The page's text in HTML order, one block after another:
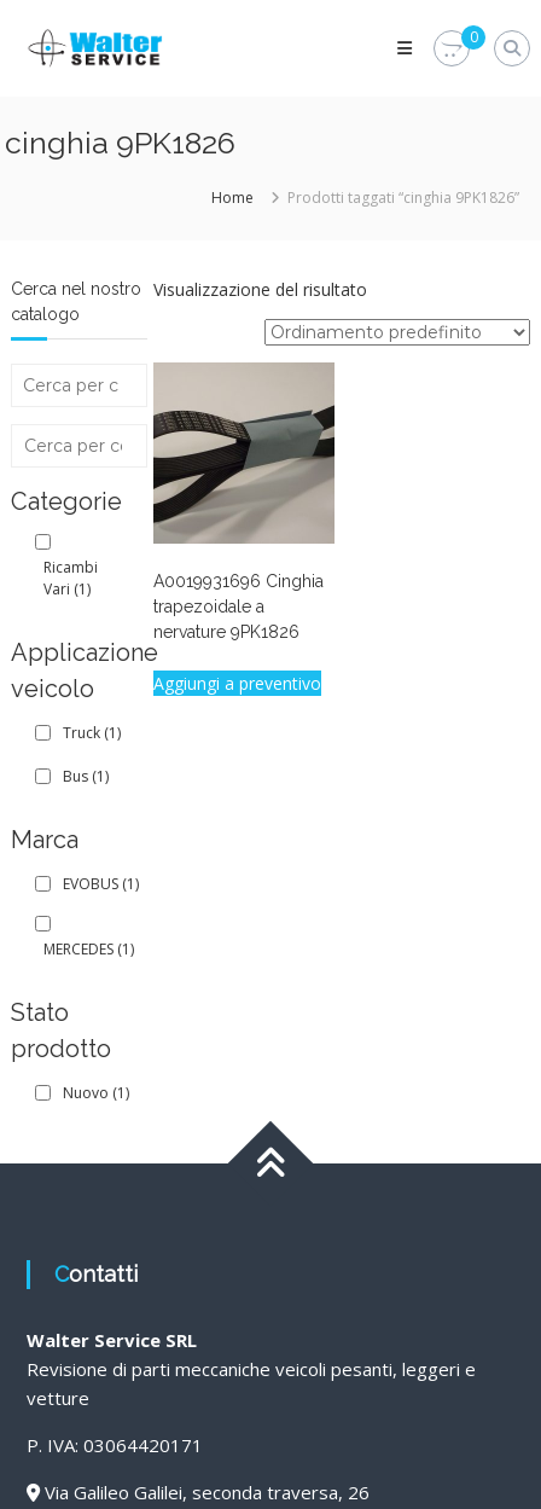
content
Walter
Service
parti
Walter
Service
Srl
0
cinghia 9PK1826
Home Prodotti taggati “cinghia 9PK1826”
Visualizzazione del risultato
A0019931696 Cinghia
trapezoidale a
nervature 9PK1826
Aggiungi a preventivo
Cerca nel nostro
catalogo
Categorie
Ricambi
Vari (1)
Applicazione
veicolo
Truck (1)
Bus (1)
Marca
EVOBUS (1)
MERCEDES (1)
Stato
prodotto
Nuovo (1)
Contatti
Walter Service SRL
Revisione di parti meccaniche veicoli pesanti, leggeri e
vetture
P. IVA: 03064420171
Via Galileo Galilei, seconda traversa, 26